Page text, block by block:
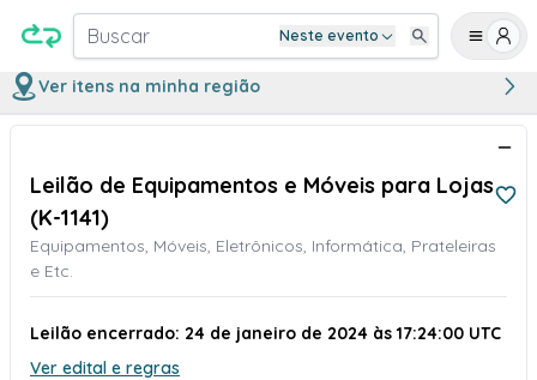
Buscar Neste evento
Ver itens na minha região
Leilão de Equipamentos e Móveis para Lojas
(K-1141)
Equipamentos, Móveis, Eletrônicos, Informática, Prateleiras
e Etc.
Leilão encerrado: 24 de janeiro de 2024 às 17:24:00 UTC
Ver edital e regras